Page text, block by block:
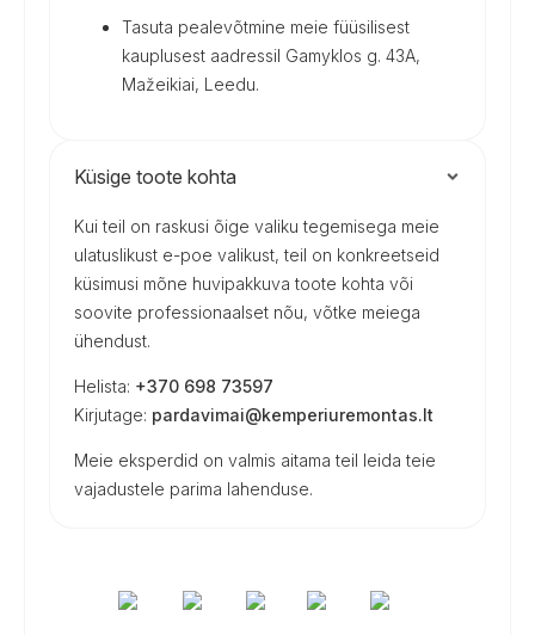
Tasuta pealevõtmine meie füüsilisest
kauplusest aadressil Gamyklos g. 43A,
Mažeikiai, Leedu.
Küsige toote kohta
Kui teil on raskusi õige valiku tegemisega meie
ulatuslikust e-poe valikust, teil on konkreetseid
küsimusi mõne huvipakkuva toote kohta või
soovite professionaalset nõu, võtke meiega
ühendust.
Helista: +370 698 73597
Kirjutage: pardavimai@kemperiuremontas.lt
Meie eksperdid on valmis aitama teil leida teie
vajadustele parima lahenduse.